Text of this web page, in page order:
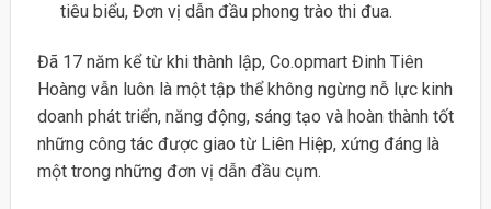
tiêu biểu, Đơn vị dẫn đầu phong trào thi đua.
Đã 17 năm kể từ khi thành lập, Co.opmart Đinh Tiên
Hoàng vẫn luôn là một tập thể không ngừng nỗ lực kinh
doanh phát triển, năng động, sáng tạo và hoàn thành tốt
những công tác được giao từ Liên Hiệp, xứng đáng là
một trong những đơn vị dẫn đầu cụm.